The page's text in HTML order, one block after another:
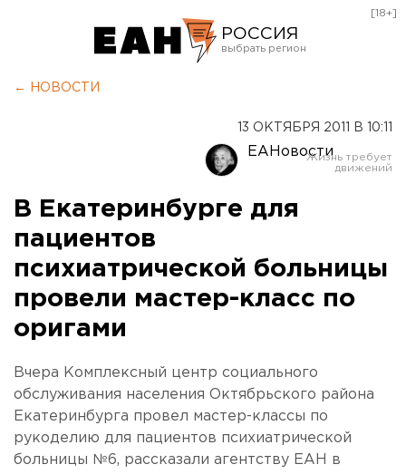
РОССИЯ
Оренбург
[18+]
← НОВОСТИ
13 ОКТЯБРЯ 2011 В 10:11
ЕАНовости
В Екатеринбурге для
пациентов
психиатрической больницы
провели мастер-класс по
оригами
Вчера Комплексный центр социального
обслуживания населения Октябрьского района
Екатеринбурга провел мастер-классы по
рукоделию для пациентов психиатрической
больницы №6, рассказали агентству ЕАН в